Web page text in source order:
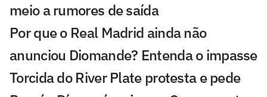
meio a rumores de saída
Por que o Real Madrid ainda não
anunciou Diomande? Entenda o impasse
Torcida do River Plate protesta e pede